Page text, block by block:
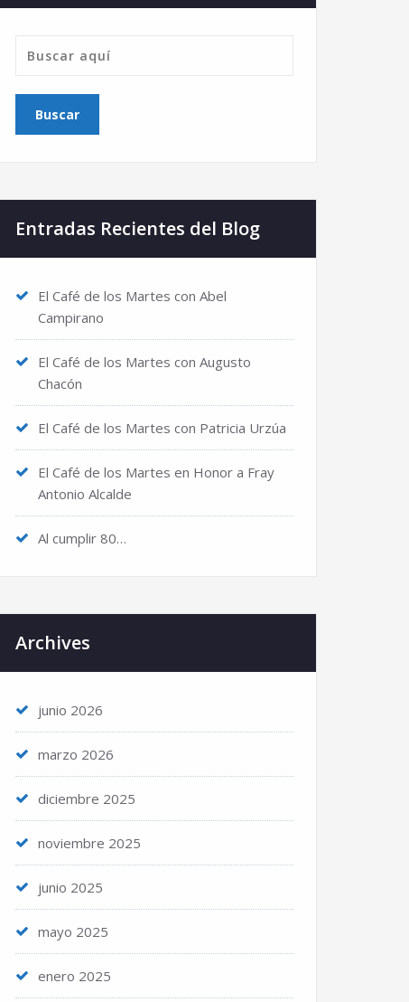
Entradas Recientes del Blog
El Café de los Martes con Abel
Campirano
El Café de los Martes con Augusto
Chacón
El Café de los Martes con Patricia Urzúa
El Café de los Martes en Honor a Fray
Antonio Alcalde
Al cumplir 80…
Archives
junio 2026
marzo 2026
diciembre 2025
noviembre 2025
junio 2025
mayo 2025
enero 2025